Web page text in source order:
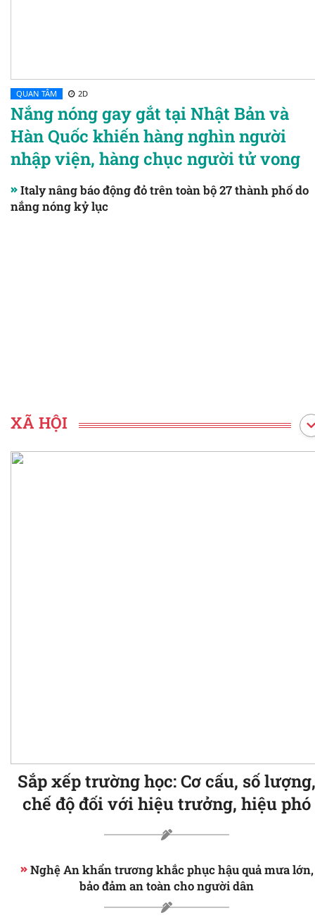
QUAN TÂM 2D
Nắng nóng gay gắt tại Nhật Bản và
Hàn Quốc khiến hàng nghìn người
nhập viện, hàng chục người tử vong
Italy nâng báo động đỏ trên toàn bộ 27 thành phố do
nắng nóng kỷ lục
XÃ HỘI
Sắp xếp trường học: Cơ cấu, số lượng,
chế độ đối với hiệu trưởng, hiệu phó
Nghệ An khẩn trương khắc phục hậu quả mưa lớn,
bảo đảm an toàn cho người dân